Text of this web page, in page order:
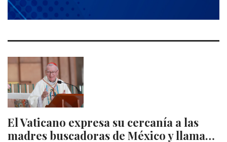
El Vaticano expresa su cercanía a las
madres buscadoras de México y llama…